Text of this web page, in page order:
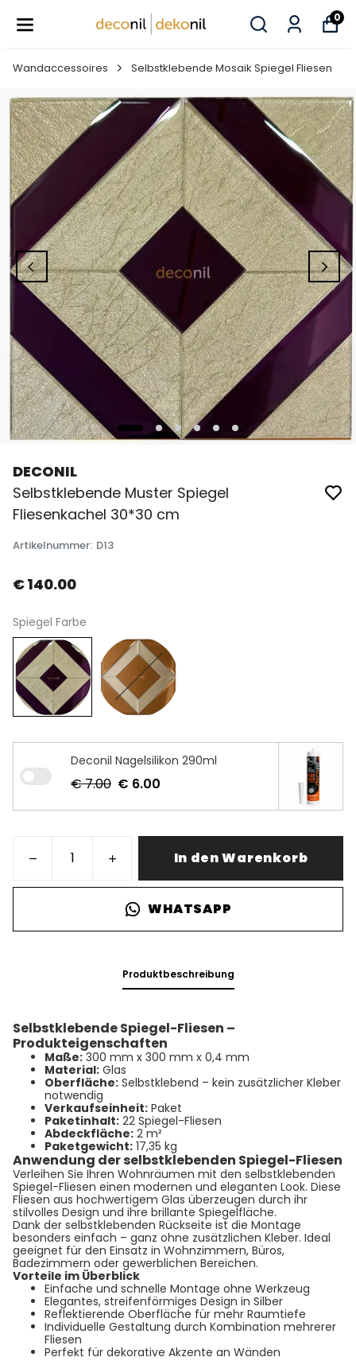
0
Wandaccessoires Selbstklebende Mosaik Spiegel Fliesen
DECONIL
Selbstklebende Muster Spiegel
Fliesenkachel 30*30 cm
Artikelnummer: D13
€ 140.00
Spiegel Farbe
Deconil Nagelsilikon 290ml
€ 7.00 € 6.00
In den Warenkorb
WHATSAPP
Produktbeschreibung
Selbstklebende Spiegel-Fliesen –
Produkteigenschaften
Maße: 300 mm x 300 mm x 0,4 mm
Material: Glas
Oberfläche: Selbstklebend – kein zusätzlicher Kleber
notwendig
Verkaufseinheit: Paket
Paketinhalt: 22 Spiegel-Fliesen
Abdeckfläche: 2 m²
Paketgewicht: 17,35 kg
Anwendung der selbstklebenden Spiegel-Fliesen
Verleihen Sie Ihren Wohnräumen mit den selbstklebenden
Spiegel-Fliesen einen modernen und eleganten Look. Diese
Fliesen aus hochwertigem Glas überzeugen durch ihr
stilvolles Design und ihre brillante Spiegelfläche.
Dank der selbstklebenden Rückseite ist die Montage
besonders einfach – ganz ohne zusätzlichen Kleber. Ideal
geeignet für den Einsatz in Wohnzimmern, Büros,
Badezimmern oder gewerblichen Bereichen.
Vorteile im Überblick
Einfache und schnelle Montage ohne Werkzeug
Elegantes, streifenförmiges Design in Silber
Reflektierende Oberfläche für mehr Raumtiefe
Individuelle Gestaltung durch Kombination mehrerer
Fliesen
Perfekt für dekorative Akzente an Wänden